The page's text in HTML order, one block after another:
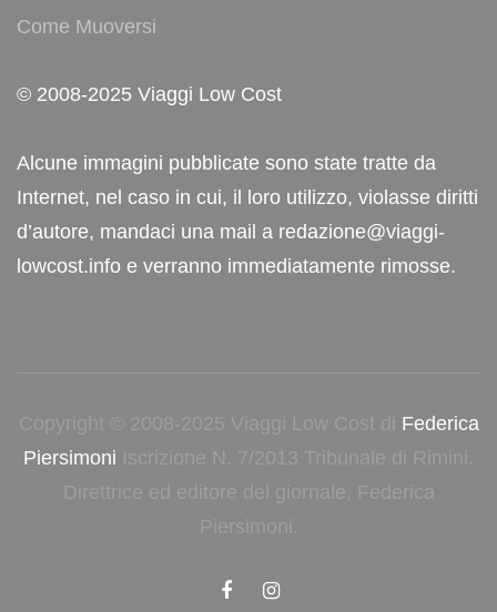
Come Muoversi
© 2008-2025 Viaggi Low Cost
Alcune immagini pubblicate sono state tratte da
Internet, nel caso in cui, il loro utilizzo, violasse diritti
d’autore, mandaci una mail a redazione@viaggi-
lowcost.info e verranno immediatamente rimosse.
Copyright © 2008-2025 Viaggi Low Cost di Federica
Piersimoni Iscrizione N. 7/2013 Tribunale di Rimini.
Direttrice ed editore del giornale, Federica
Piersimoni.